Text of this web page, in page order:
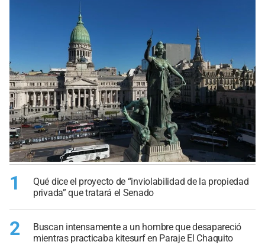
1
Qué dice el proyecto de “inviolabilidad de la propiedad
privada” que tratará el Senado
2
Buscan intensamente a un hombre que desapareció
mientras practicaba kitesurf en Paraje El Chaquito